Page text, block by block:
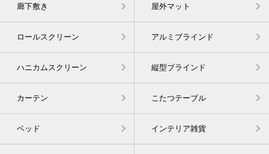
廊下敷き 屋外マット
ロールスクリーン アルミブラインド
ハニカムスクリーン 縦型ブラインド
カーテン こたつテーブル
ベッド インテリア雑貨